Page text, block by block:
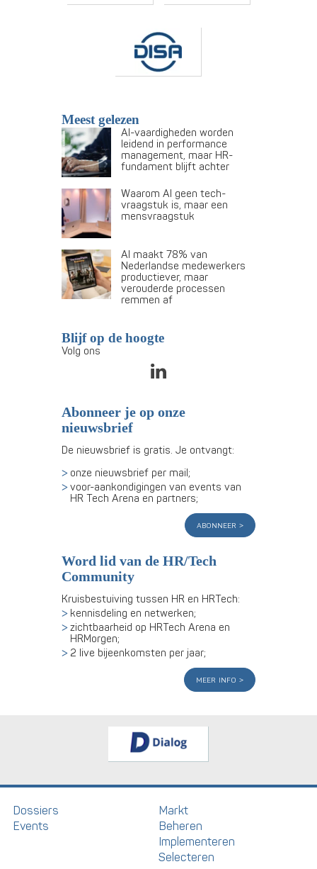
Meest gelezen
AI-vaardigheden worden
leidend in performance
management, maar HR-
fundament blijft achter
Waarom AI geen tech-
vraagstuk is, maar een
mensvraagstuk
AI maakt 78% van
Nederlandse medewerkers
productiever, maar
verouderde processen
remmen af
Blijf op de hoogte
Volg ons
Abonneer je op onze
nieuwsbrief
De nieuwsbrief is gratis. Je ontvangt:
onze nieuwsbrief per mail;
voor-aankondigingen van events van
HR Tech Arena en partners;
abonneer
Word lid van de HR/Tech
Community
Kruisbestuiving tussen HR en HRTech:
kennisdeling en netwerken;
zichtbaarheid op HRTech Arena en
HRMorgen;
2 live bijeenkomsten per jaar;
meer info
Dossiers
Events
Markt
Beheren
Implementeren
Selecteren